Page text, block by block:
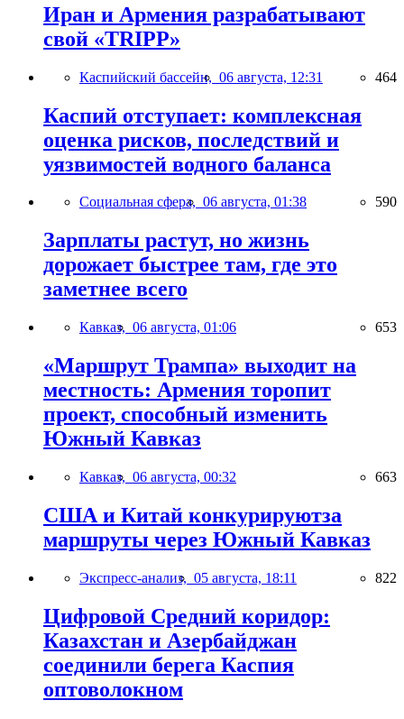
Иран и Армения разрабатывают
свой «TRIPP»
Каспийский бассейн, 06 августа, 12:31 464
Каспий отступает: комплексная
оценка рисков, последствий и
уязвимостей водного баланса
Социальная сфера, 06 августа, 01:38 590
Зарплаты растут, но жизнь
дорожает быстрее там, где это
заметнее всего
Кавказ, 06 августа, 01:06 653
«Маршрут Трампа» выходит на
местность: Армения торопит
проект, способный изменить
Южный Кавказ
Кавказ, 06 августа, 00:32 663
США и Китай конкурируютза
маршруты через Южный Кавказ
Экспресс-анализ, 05 августа, 18:11 822
Цифровой Средний коридор:
Казахстан и Азербайджан
соединили берега Каспия
оптоволокном